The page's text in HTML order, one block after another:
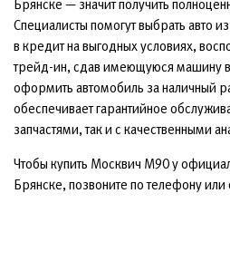
Брянске — значит получить
Специалисты помогут выбрать авто
в кредит на выгодных условиях,
трейд-ин, сдав имеющуюся машину в
оформить автомобиль за наличный
обеспечивает гарантийное
запчастями, так и с качественными
Чтобы купить Москвич М90 у
Брянске, позвоните по телефону или